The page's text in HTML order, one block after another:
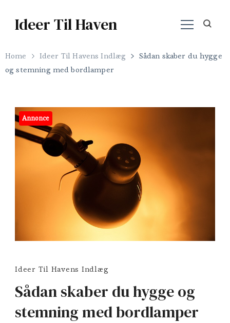
Ideer Til Haven
Home Ideer Til Havens Indlæg
Sådan skaber du hygge
og stemning med bordlamper
Annonce
Ideer Til Havens Indlæg
Sådan skaber du hygge og
stemning med bordlamper